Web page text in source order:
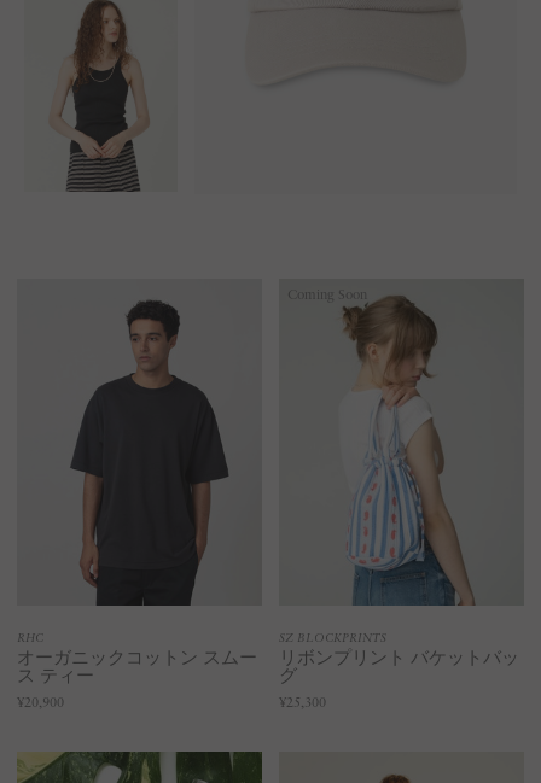
RHC
オーガニックコットン スムー
ス ティー
¥20,900
Coming Soon
SZ BLOCKPRINTS
リボンプリント バケットバッ
グ
¥25,300